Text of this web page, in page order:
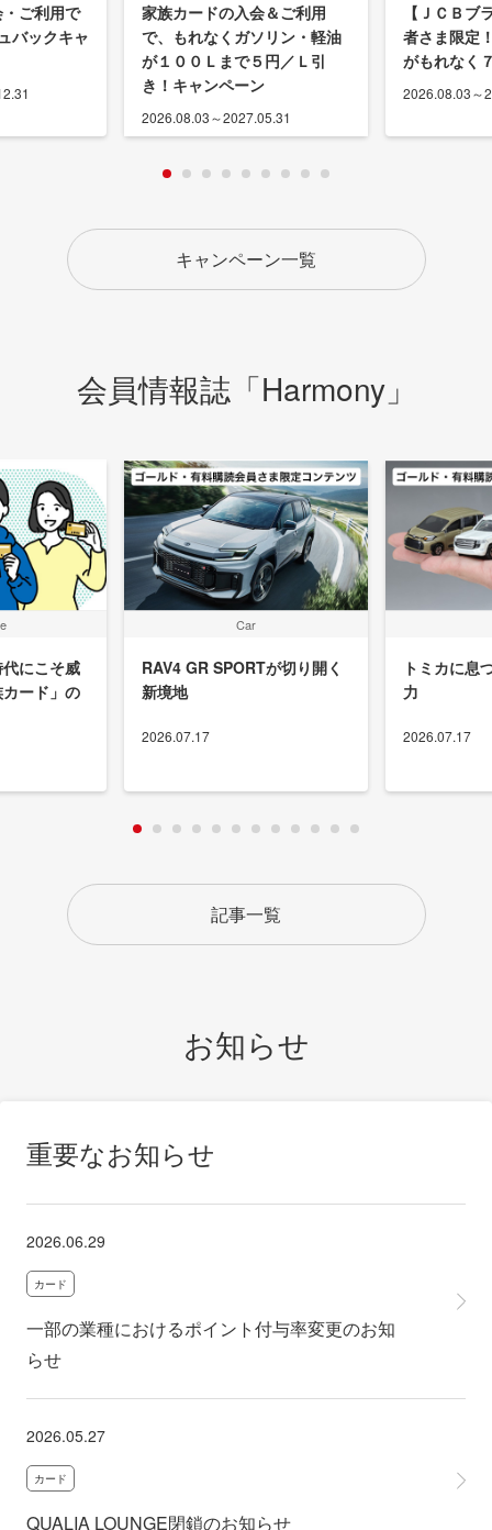
ご利用で
バックキャ
家族カードの入会＆ご利用
で、もれなくガソリン・軽油
が１００Ｌまで５円／Ｌ引
き！キャンペーン
2026.08.03～2027.05.31
【ＪＣＢブ
者さま限定
がもれなく
2026.08.03～
キャンペーン一覧
会員情報誌「Harmony」
にこそ威
ード」の
Car
RAV4 GR SPORTが切り開く
新境地
2026.07.17
トミカに息
力
2026.07.17
記事一覧
お知らせ
重要なお知らせ
2026.06.29
カード
一部の業種におけるポイント付与率変更のお知
らせ
2026.05.27
カード
QUALIA LOUNGE閉鎖のお知らせ